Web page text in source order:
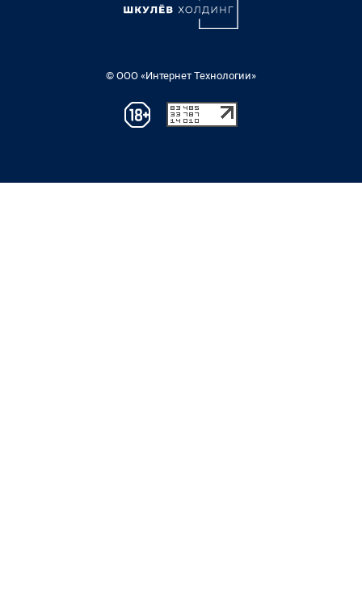
© ООО «Интернет Технологии»